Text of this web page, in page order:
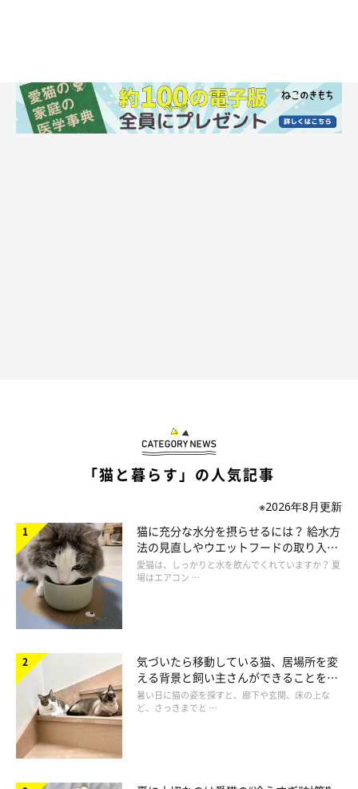
——どういった理由で、おしりを気にするしぐさを見せるのでし
ょうか？
「猫と暮らす」の人気記事
※2026年8月更新
猫に充分な水分を摂らせるには？ 給水方
法の見直しやウエットフードの取り入れ
方を解説
愛猫は、しっかりと水を飲んでくれていますか？ 夏
場はエアコン …
気づいたら移動している猫、居場所を変
える背景と飼い主さんができることを獣
医師が解説
暑い日に猫の姿を探すと、廊下や玄関、床の上な
ど、さっきまでと …